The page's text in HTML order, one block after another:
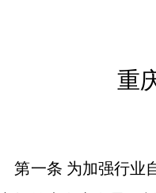
重
第一条 为加强行业